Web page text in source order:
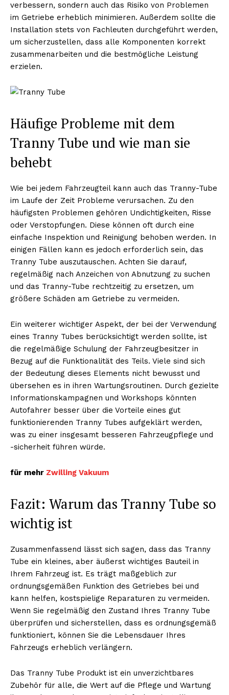
ABONNIERE JETZT
Kontaktiere uns
Mein Konto
Haftungsausschluss
verbessern, sondern auch das Risiko von Problemen
im Getriebe erheblich minimieren. Außerdem sollte die
Installation stets von Fachleuten durchgeführt werden,
um sicherzustellen, dass alle Komponenten korrekt
zusammenarbeiten und die bestmögliche Leistung
erzielen.
Häufige Probleme mit dem
Tranny Tube und wie man sie
behebt
Wie bei jedem Fahrzeugteil kann auch das Tranny-Tube
im Laufe der Zeit Probleme verursachen. Zu den
häufigsten Problemen gehören Undichtigkeiten, Risse
oder Verstopfungen. Diese können oft durch eine
einfache Inspektion und Reinigung behoben werden. In
einigen Fällen kann es jedoch erforderlich sein, das
Tranny Tube auszutauschen. Achten Sie darauf,
regelmäßig nach Anzeichen von Abnutzung zu suchen
und das Tranny-Tube rechtzeitig zu ersetzen, um
größere Schäden am Getriebe zu vermeiden.
Ein weiterer wichtiger Aspekt, der bei der Verwendung
eines Tranny Tubes berücksichtigt werden sollte, ist
die regelmäßige Schulung der Fahrzeugbesitzer in
Bezug auf die Funktionalität des Teils. Viele sind sich
der Bedeutung dieses Elements nicht bewusst und
übersehen es in ihren Wartungsroutinen. Durch gezielte
Informationskampagnen und Workshops könnten
Autofahrer besser über die Vorteile eines gut
funktionierenden Tranny Tubes aufgeklärt werden,
was zu einer insgesamt besseren Fahrzeugpflege und
-sicherheit führen würde.
für mehr Zwilling Vakuum
Fazit: Warum das Tranny Tube so
wichtig ist
Zusammenfassend lässt sich sagen, dass das Tranny
Tube ein kleines, aber äußerst wichtiges Bauteil in
Ihrem Fahrzeug ist. Es trägt maßgeblich zur
ordnungsgemäßen Funktion des Getriebes bei und
kann helfen, kostspielige Reparaturen zu vermeiden.
Wenn Sie regelmäßig den Zustand Ihres Tranny Tube
überprüfen und sicherstellen, dass es ordnungsgemäß
funktioniert, können Sie die Lebensdauer Ihres
Fahrzeugs erheblich verlängern.
Das Tranny Tube Produkt ist ein unverzichtbares
Zubehör für alle, die Wert auf die Pflege und Wartung